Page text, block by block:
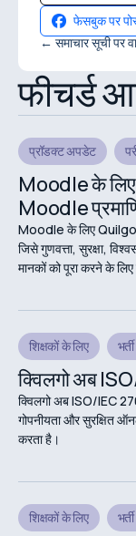
फेसबुक पर
← समाचार सूची पर
फीचर्ड
प्रॉडक्ट अपडेट
Moodle के
Moodle
Moodle के लिए
जिसे गुणवत्ता, सुरक्षा,
मानकों को पूरा करने के लिए
शिक्षकों के लिए
क्विलगो अब
क्विलगो अब ISO/IEC
गोपनीयता और सुरक्षित
करता है।
शिक्षकों के लिए